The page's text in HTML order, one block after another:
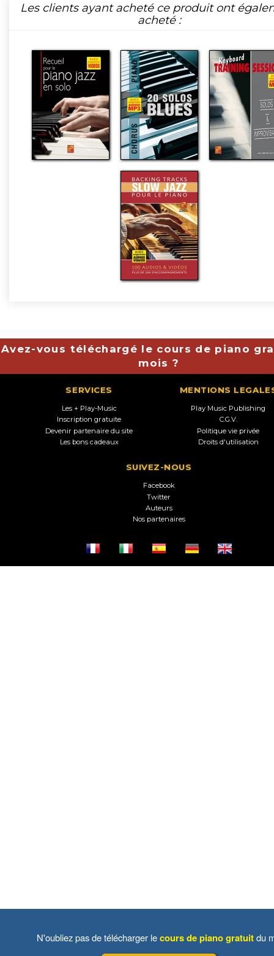
Les clients ayant acheté ce produit ont
acheté :
Avez-vous téléchargé le cours de piano
mois ?
SERVICES
Les + Play-Music
Inscription gratuite
Devenir partenaire du site
Les bons cadeaux
MENTIONS
Play Music Publishing
C.G.V.
Politique vie privée
Droits d'utilisation
SUIVEZ-NOUS
Facebook
Twitter
Auteurs
Nos partenaires
N'oubliez pas de télécharger lecours de piano gratuitdu